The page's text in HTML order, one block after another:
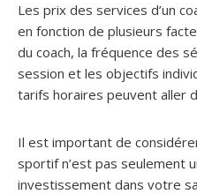
Les prix des services d’un
en fonction de plusieurs
du coach, la fréquence des
session et les objectifs
tarifs horaires peuvent aller
Il est important de
sportif n’est pas seulement
investissement dans votre